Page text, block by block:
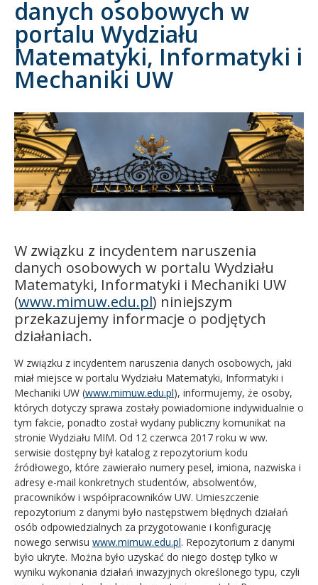
Kandydat
Absolwent
danych osobowych w
portalu Wydziału
Matematyki, Informatyki i
Mechaniki UW
W związku z incydentem naruszenia
danych osobowych w portalu Wydziału
Matematyki, Informatyki i Mechaniki UW
(www.mimuw.edu.pl) niniejszym
przekazujemy informacje o podjętych
działaniach.
W związku z incydentem naruszenia danych osobowych, jaki
miał miejsce w portalu Wydziału Matematyki, Informatyki i
Mechaniki UW (www.mimuw.edu.pl), informujemy, że osoby,
których dotyczy sprawa zostały powiadomione indywidualnie o
tym fakcie, ponadto został wydany publiczny komunikat na
stronie Wydziału MIM. Od 12 czerwca 2017 roku w ww.
serwisie dostępny był katalog z repozytorium kodu
źródłowego, które zawierało numery pesel, imiona, nazwiska i
adresy e-mail konkretnych studentów, absolwentów,
pracowników i współpracowników UW. Umieszczenie
repozytorium z danymi było następstwem błędnych działań
osób odpowiedzialnych za przygotowanie i konfigurację
nowego serwisu www.mimuw.edu.pl. Repozytorium z danymi
było ukryte. Można było uzyskać do niego dostęp tylko w
wyniku wykonania działań inwazyjnych określonego typu, czyli